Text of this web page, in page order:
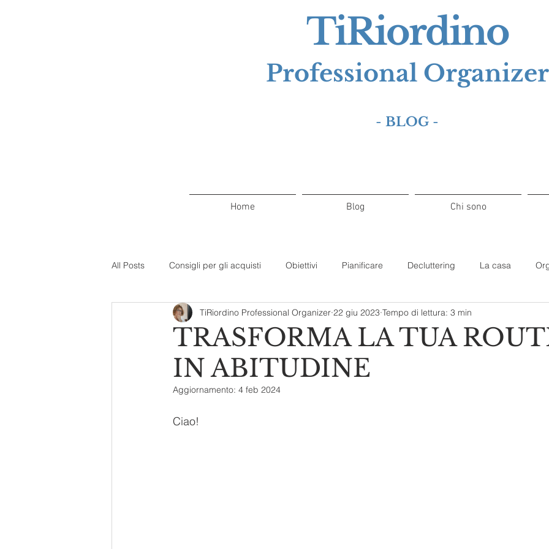
TiRiordino
Professional Organizer
- BLOG -
Home Blog Chi sono
All Posts Consigli per gli acquisti Obiettivi Pianificare Decluttering La casa
Professional Organizer
TRASFORMA LA TUA
IN ABITUDINE
TiRiordino Professional Organizer 22 giu 2023 Tempo di lettura: 3 min
Aggiornamento: 4 feb 2024
Ciao!